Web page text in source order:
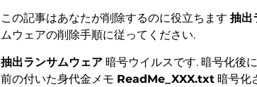
この記事はあなたが削除するのに役立ちます 抽出
ムウェアの削除手順に従ってください.
抽出ランサムウェア 暗号ウイルスです. 暗号化後
前の付いた身代金メモ ReadMe_XXX.txt 暗号化